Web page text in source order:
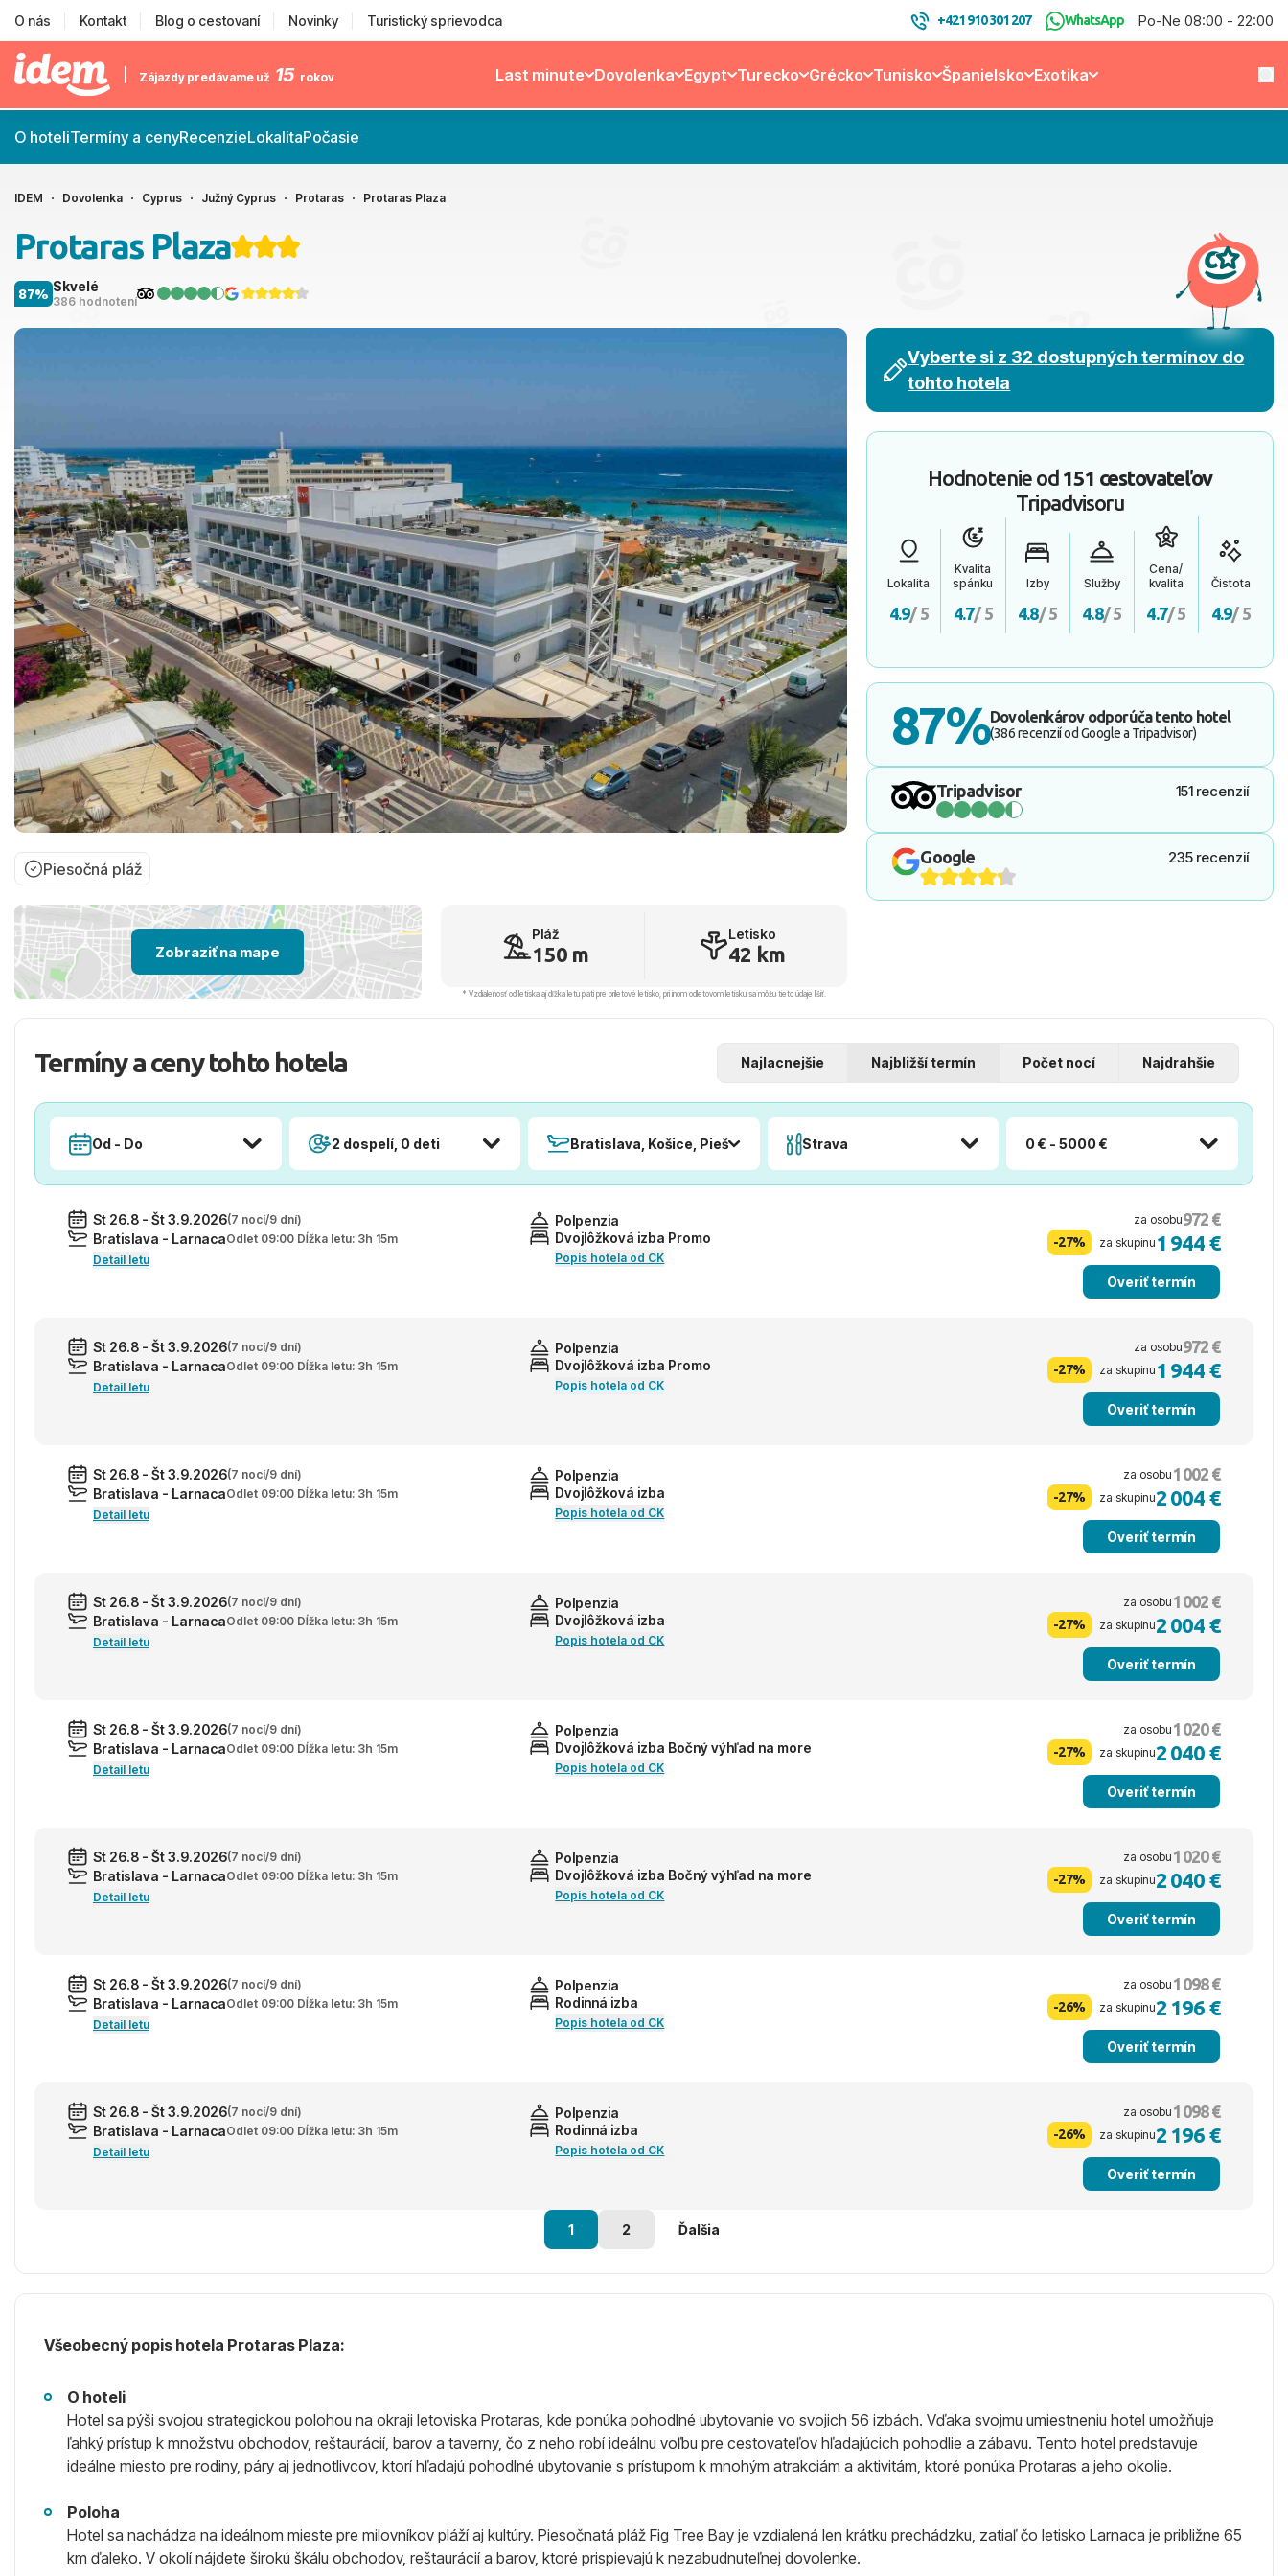
O nás Kontakt Blog o cestovaní Novinky Turistický sprievodca +421 910 301 207 WhatsApp Po-Ne 08:00 - 22:00
Zájazdy predávame už 15 rokov Last minute Dovolenka Egypt Turecko Grécko Tunisko Španielsko Exotika
O hoteliTermíny a cenyRecenzieLokalitaPočasie
IDEM Dovolenka Cyprus Južný Cyprus Protaras Protaras Plaza
Protaras Plaza
Skvelé
386 hodnotení
87%
Piesočná pláž
Vyberte si z 32 dostupných termínov do
tohto hotela
Hodnotenie od 151 cestovateľov
Tripadvisoru
Lokalita
4.9/ 5
Kvalita
spánku
4.7/ 5
Izby
4.8/ 5
Služby
4.8/ 5
Cena/
kvalita
4.7/ 5
Čistota
4.9/ 5
87%Dovolenkárov odporúča tento hotel
(386 recenzií od Google a Tripadvisor)
Tripadvisor 151 recenzií
Google 235 recenzií
Zobraziť na mape
Pláž
150 m
Letisko
42 km
* Vzdialenosť od letiska aj dľžka letu platí pre príletové letisko, pri inom odletovom letisku sa môžu tieto údaje líšiť.
Termíny a ceny tohto hotela Najlacnejšie Najbližší termín Počet nocí Najdrahšie
Od - Do 2 dospelí, 0 deti Bratislava, Košice, Piešťany, PopradStrava 0 € - 5000 €
St 26.8 - Št 3.9.2026(7 nocí/9 dní)
Bratislava - LarnacaOdlet 09:00 Dĺžka letu: 3h 15m
Detail letu
Polpenzia
Dvojlôžková izba Promo
Popis hotela od CK
za osobu972 €
-27% za skupinu 1 944 €
Overiť termín
St 26.8 - Št 3.9.2026(7 nocí/9 dní)
Bratislava - LarnacaOdlet 09:00 Dĺžka letu: 3h 15m
Detail letu
Polpenzia
Dvojlôžková izba Promo
Popis hotela od CK
za osobu972 €
-27% za skupinu 1 944 €
Overiť termín
St 26.8 - Št 3.9.2026(7 nocí/9 dní)
Bratislava - LarnacaOdlet 09:00 Dĺžka letu: 3h 15m
Detail letu
Polpenzia
Dvojlôžková izba
Popis hotela od CK
za osobu 1 002 €
-27% za skupinu2 004 €
Overiť termín
St 26.8 - Št 3.9.2026(7 nocí/9 dní)
Bratislava - LarnacaOdlet 09:00 Dĺžka letu: 3h 15m
Detail letu
Polpenzia
Dvojlôžková izba
Popis hotela od CK
za osobu 1 002 €
-27% za skupinu2 004 €
Overiť termín
St 26.8 - Št 3.9.2026(7 nocí/9 dní)
Bratislava - LarnacaOdlet 09:00 Dĺžka letu: 3h 15m
Detail letu
Polpenzia
Dvojlôžková izba Bočný výhľad na more
Popis hotela od CK
za osobu 1 020 €
-27% za skupinu2 040 €
Overiť termín
St 26.8 - Št 3.9.2026(7 nocí/9 dní)
Bratislava - LarnacaOdlet 09:00 Dĺžka letu: 3h 15m
Detail letu
Polpenzia
Dvojlôžková izba Bočný výhľad na more
Popis hotela od CK
za osobu 1 020 €
-27% za skupinu2 040 €
Overiť termín
St 26.8 - Št 3.9.2026(7 nocí/9 dní)
Bratislava - LarnacaOdlet 09:00 Dĺžka letu: 3h 15m
Detail letu
Polpenzia
Rodinná izba
Popis hotela od CK
za osobu 1 098 €
-26% za skupinu2 196 €
Overiť termín
St 26.8 - Št 3.9.2026(7 nocí/9 dní)
Bratislava - LarnacaOdlet 09:00 Dĺžka letu: 3h 15m
Detail letu
Polpenzia
Rodinná izba
Popis hotela od CK
za osobu 1 098 €
-26% za skupinu2 196 €
Overiť termín
1 2 Ďalšia
Všeobecný popis hotela Protaras Plaza:
O hoteli
Hotel sa pýši svojou strategickou polohou na okraji letoviska Protaras, kde ponúka pohodlné ubytovanie vo svojich 56 izbách. Vďaka svojmu umiestneniu hotel umožňuje
ľahký prístup k množstvu obchodov, reštaurácií, barov a taverny, čo z neho robí ideálnu voľbu pre cestovateľov hľadajúcich pohodlie a zábavu. Tento hotel predstavuje
ideálne miesto pre rodiny, páry aj jednotlivcov, ktorí hľadajú pohodlné ubytovanie s prístupom k mnohým atrakciám a aktivitám, ktoré ponúka Protaras a jeho okolie.
Poloha
Hotel sa nachádza na ideálnom mieste pre milovníkov pláží aj kultúry. Piesočnatá pláž Fig Tree Bay je vzdialená len krátku prechádzku, zatiaľ čo letisko Larnaca je približne 65
km ďaleko. V okolí nájdete širokú škálu obchodov, reštaurácií a barov, ktoré prispievajú k nezabudnuteľnej dovolenke.